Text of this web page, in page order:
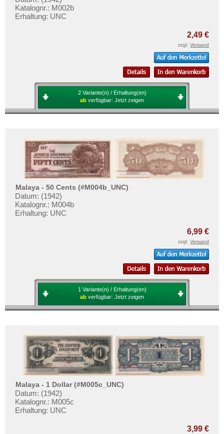
Katalognr.: M002b
Erhaltung: UNC
2,49 €
zzgl. Versand
2 Variante(n) / Erhaltung(en)
ab verfügbar: Jetzt zeigen
Malaya - 50 Cents (#M004b_UNC)
Datum: (1942)
Katalognr.: M004b
Erhaltung: UNC
6,99 €
zzgl. Versand
1 Variante(n) / Erhaltung(en)
ab verfügbar: Jetzt zeigen
Malaya - 1 Dollar (#M005c_UNC)
Datum: (1942)
Katalognr.: M005c
Erhaltung: UNC
3,99 €